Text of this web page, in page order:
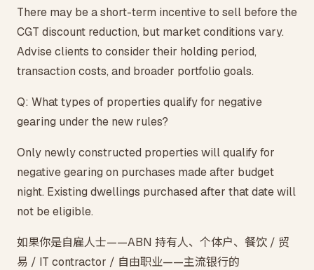
There may be a short-term incentive to sell before the
CGT discount reduction, but market conditions vary.
Advise clients to consider their holding period,
transaction costs, and broader portfolio goals.
Q: What types of properties qualify for negative
gearing under the new rules?
Only newly constructed properties will qualify for
negative gearing on purchases made after budget
night. Existing dwellings purchased after that date will
not be eligible.
如果你是自雇人士——ABN 持有人、个体户、餐饮 / 贸
易 / IT contractor / 自由职业——主流银行的